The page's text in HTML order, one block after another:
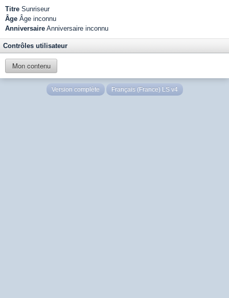
Titre Sunriseur
Âge Âge inconnu
Anniversaire Anniversaire inconnu
Contrôles utilisateur
Mon contenu
Version complète Français (France) LS v4